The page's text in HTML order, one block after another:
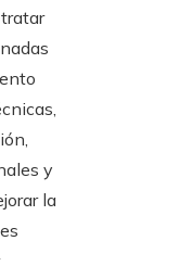
y
la